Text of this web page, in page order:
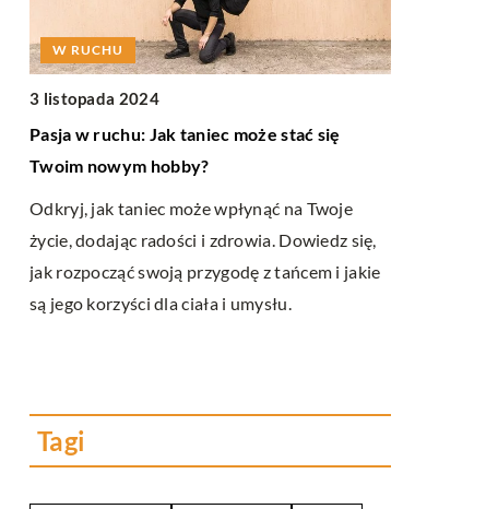
W RUCHU
3 listopada 2024
Pasja w ruchu: Jak taniec może stać się
Twoim nowym hobby?
Odkryj, jak taniec może wpłynąć na Twoje
życie, dodając radości i zdrowia. Dowiedz się,
jak rozpocząć swoją przygodę z tańcem i jakie
są jego korzyści dla ciała i umysłu.
Tagi